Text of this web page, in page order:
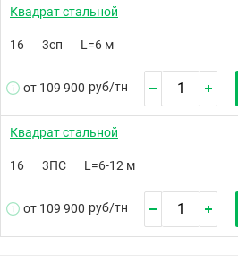
Квадрат стальной
16 3сп L=6 м
от 109 900 руб/тн
Квадрат стальной
16 3ПС L=6-12 м
от 109 900 руб/тн